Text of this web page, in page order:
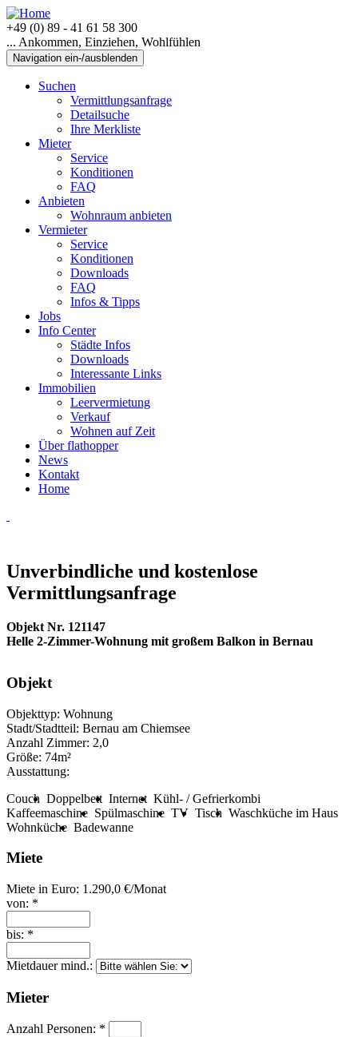
+49 (0) 89 - 41 61 58 300
... Ankommen, Einziehen, Wohlfühlen
Navigation ein-/ausblenden
Suchen
Vermittlungsanfrage
Detailsuche
Ihre Merkliste
Mieter
Service
Konditionen
FAQ
Anbieten
Wohnraum anbieten
Vermieter
Service
Konditionen
Downloads
FAQ
Infos & Tipps
Jobs
Info Center
Städte Infos
Downloads
Interessante Links
Immobilien
Leervermietung
Verkauf
Wohnen auf Zeit
Über flathopper
News
Kontakt
Home
Unverbindliche und kostenlose
Vermittlungsanfrage
Objekt Nr. 121147
Helle 2-Zimmer-Wohnung mit großem Balkon in Bernau
Objekt
Objekttyp: Wohnung
Stadt/Stadtteil: Bernau am Chiemsee
Anzahl Zimmer: 2,0
Größe: 74m²
Ausstattung:
Couch Doppelbett Internet Kühl- / Gefrierkombi
Kaffeemaschine Spülmaschine TV Tisch Waschküche im Haus
Wohnküche Badewanne
Miete
Miete in Euro: 1.290,0 €/Monat
von: *
bis: *
Mietdauer mind.:
Mieter
Anzahl Personen: *